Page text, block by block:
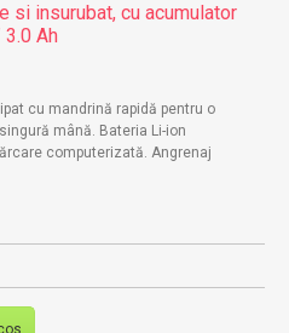
si insurubat, cu acumulator
Ah
cu mandrină rapidă pentru o
mână. Bateria Li-ion
computerizată. Angrenaj